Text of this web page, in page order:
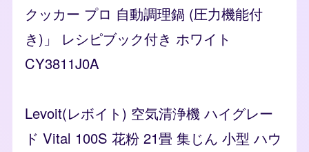
クッカー プロ 自動調理鍋 (圧力機能付
き)」 レシピブック付き ホワイト
CY3811J0A
Levoit(レボイト) 空気清浄機 ハイグレー
ド Vital 100S 花粉 21畳 集じん 小型 ハウ